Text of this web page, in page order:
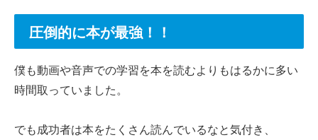
圧倒的に本が最強！！
僕も動画や音声での学習を本を読むよりもはるかに多い
時間取っていました。
でも成功者は本をたくさん読んでいるなと気付き、